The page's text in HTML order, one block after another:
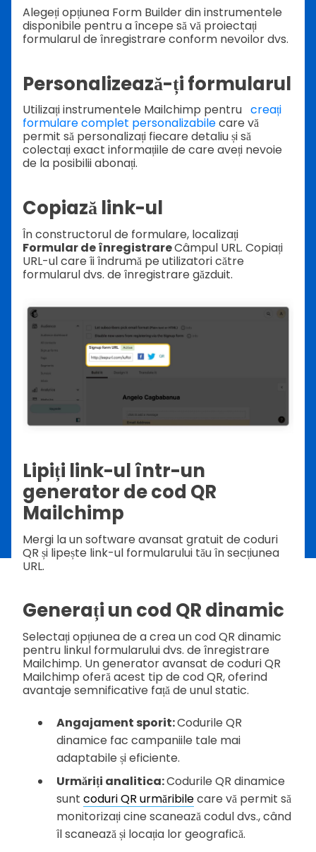
Alegeți opțiunea Form Builder din instrumentele
disponibile pentru a începe să vă proiectați
formularul de înregistrare conform nevoilor dvs.
Personalizează-ți formularul
Utilizați instrumentele Mailchimp pentru creați
formulare complet personalizabilecare vă
permit să personalizați fiecare detaliu și să
colectați exact informațiile de care aveți nevoie
de la posibilii abonați.
Copiază link-ul
În constructorul de formulare, localizați
Formular de înregistrareCâmpul URL. Copiați
URL-ul care îi îndrumă pe utilizatori către
formularul dvs. de înregistrare găzduit.
Lipiți link-ul într-un
generator de cod QR
Mailchimp
Mergi la un software avansat gratuit de coduri
QR și lipește link-ul formularului tău în secțiunea
URL.
Generați un cod QR dinamic
Selectați opțiunea de a crea un cod QR dinamic
pentru linkul formularului dvs. de înregistrare
Mailchimp. Un generator avansat de coduri QR
Mailchimp oferă acest tip de cod QR, oferind
avantaje semnificative față de unul static.
Angajament sporit:Codurile QR
dinamice fac campaniile tale mai
adaptabile și eficiente.
Urmăriți analitica:Codurile QR dinamice
sunt coduri QR urmăribilecare vă permit să
monitorizați cine scanează codul dvs., când
îl scanează și locația lor geografică.